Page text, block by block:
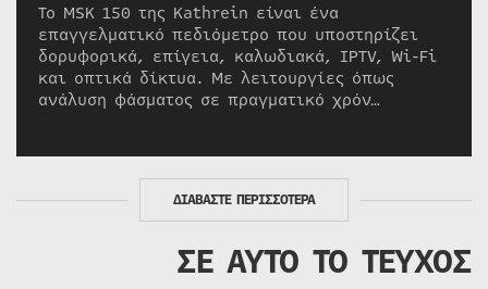
Το MSK 150 της Kathrein είναι ένα
επαγγελματικό πεδιόμετρο που υποστηρίζει
δορυφορικά, επίγεια, καλωδιακά, IPTV, Wi-Fi
και οπτικά δίκτυα. Με λειτουργίες όπως
ανάλυση φάσματος σε πραγματικό χρόν…
ΔΙΑΒΑΣΤΕ ΠΕΡΙΣΣΟΤΕΡΑ
ΣΕ ΑΥΤΟ ΤΟ ΤΕΥΧΟΣ